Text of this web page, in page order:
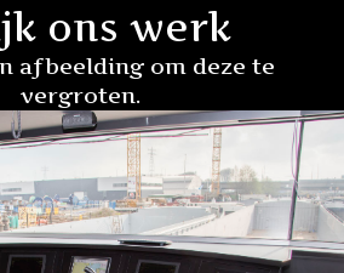
ons werk
afbeelding om deze te
vergroten.